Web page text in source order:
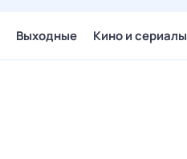
Выходные Кино и сериалы